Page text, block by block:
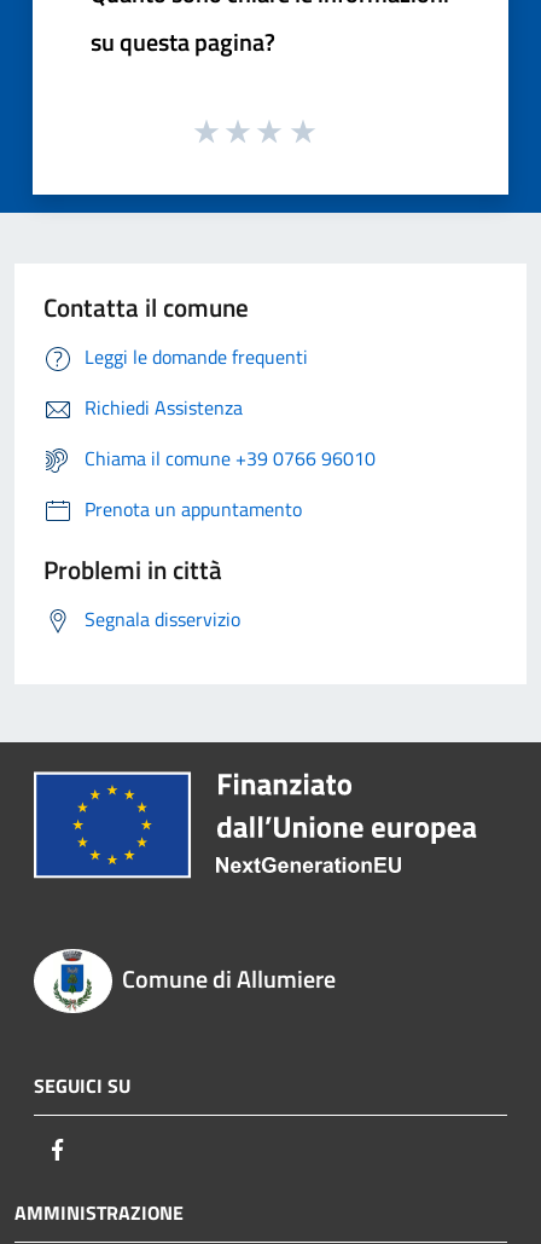
su questa pagina?
Contatta il comune
Leggi le domande frequenti
Richiedi Assistenza
Chiama il comune +39 0766 96010
Prenota un appuntamento
Problemi in città
Segnala disservizio
Comune di Allumiere
SEGUICI SU
AMMINISTRAZIONE